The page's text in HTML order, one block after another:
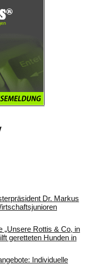
Dr. Markus
„Unsere Rottis & Co, in
geretteten Hunden in
Individuelle